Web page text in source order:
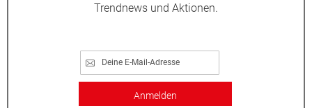
Trendnews und Aktionen.
Anmelden